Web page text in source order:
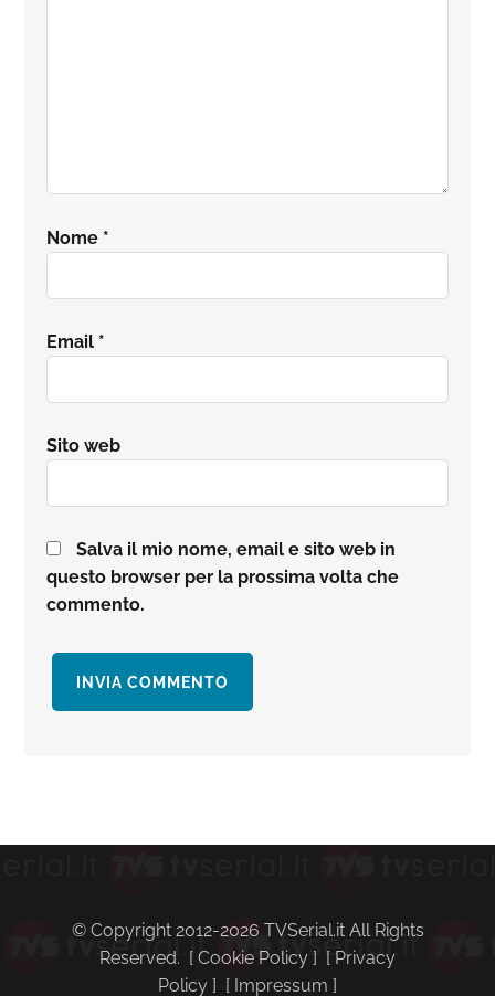
Nome *
Email *
Sito web
Salva il mio nome, email e sito web in
questo browser per la prossima volta che
commento.
primaria
© Copyright 2012-2026 TVSerial.it All Rights
Reserved. [ Cookie Policy ] [ Privacy
Policy ] [ Impressum ]